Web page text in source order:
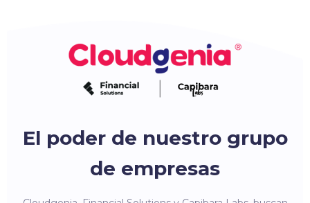
El poder de nuestro grupo
de empresas